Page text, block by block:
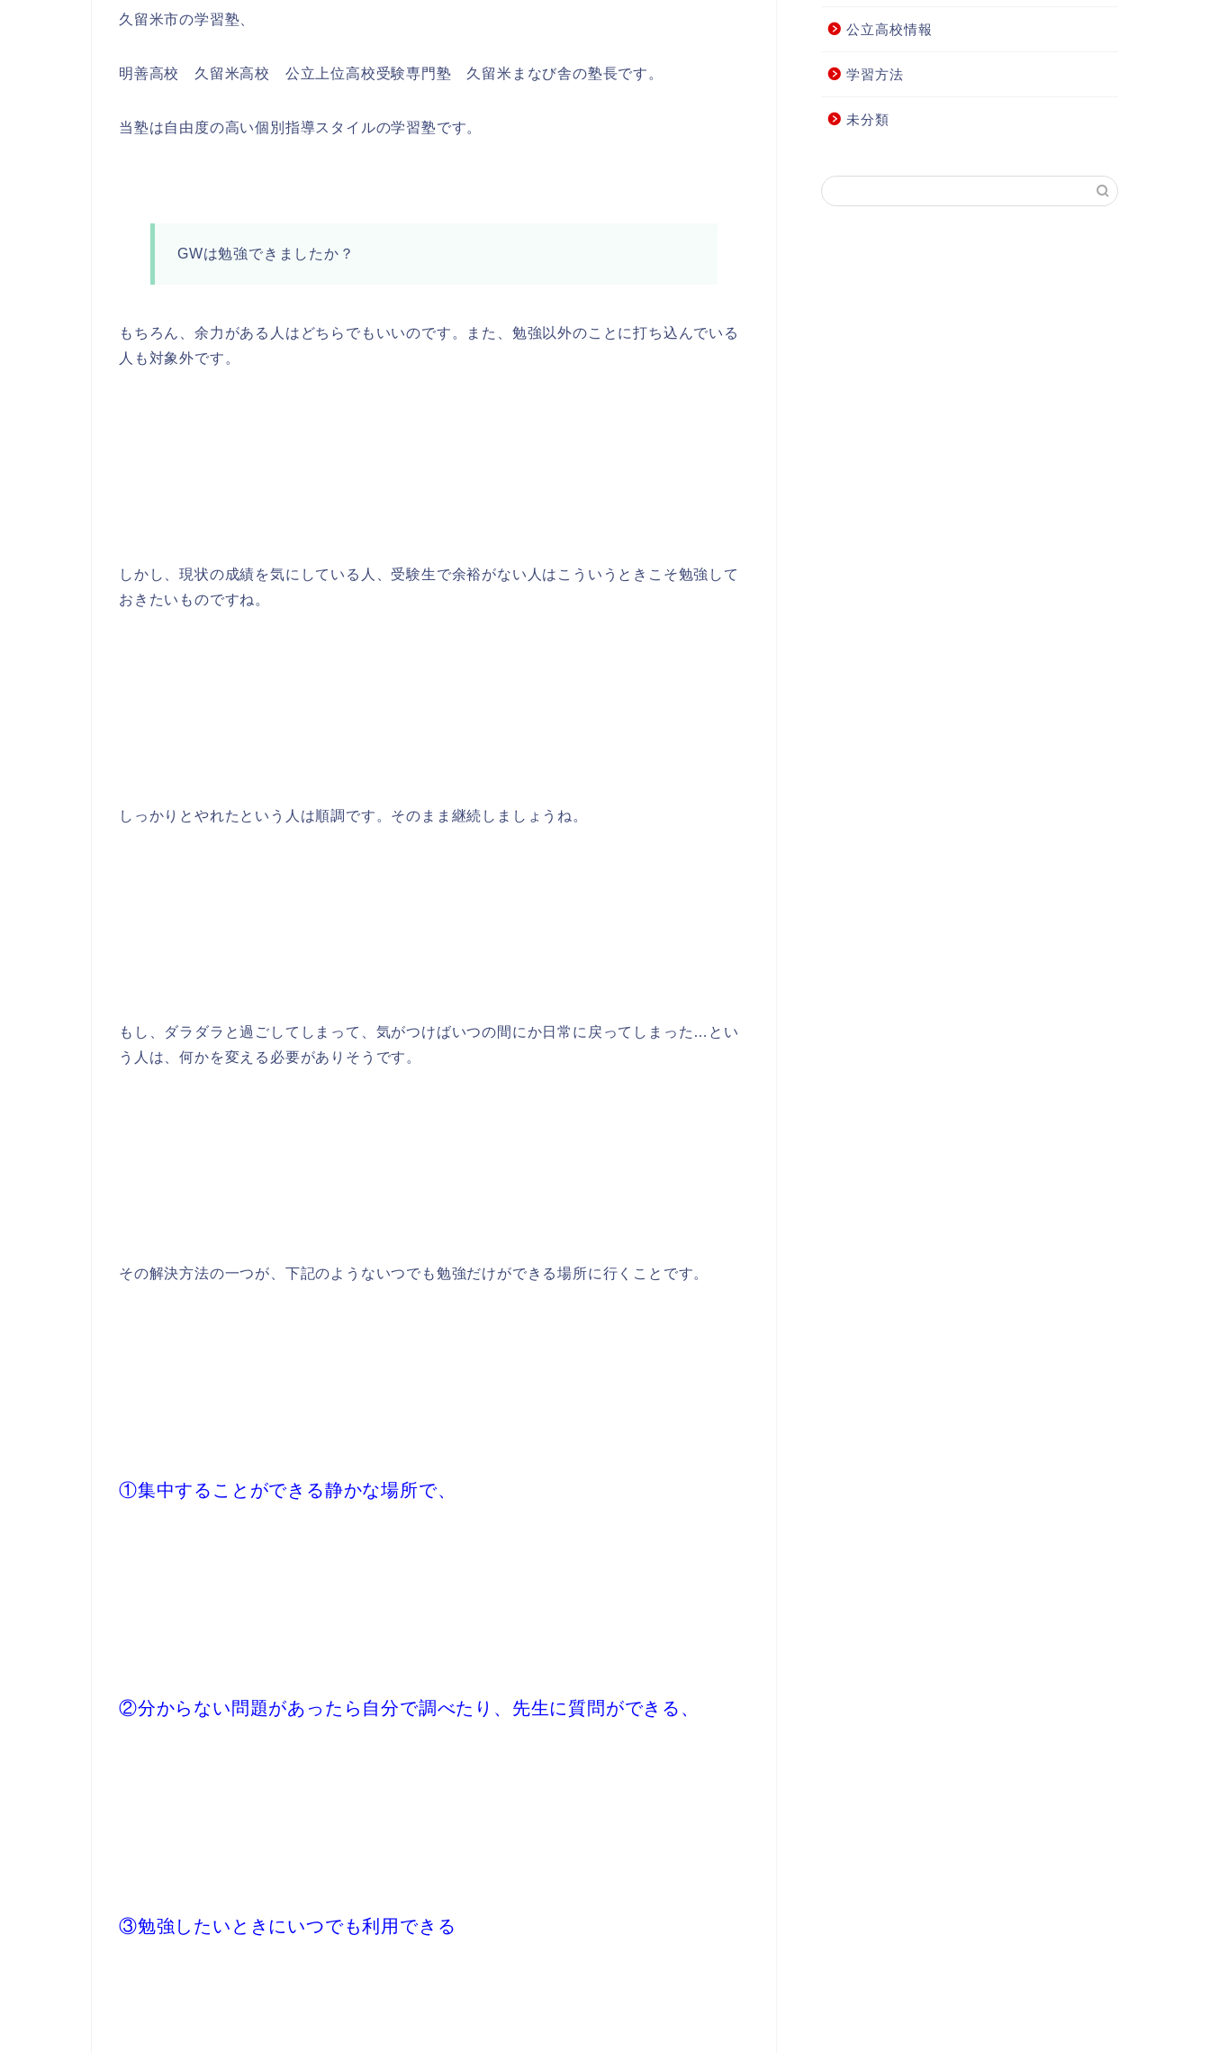
久留米市の学習塾、
明善高校 久留米高校 公立上位高校受験専門塾 久留米まなび舎の塾長です。
当塾は自由度の高い個別指導スタイルの学習塾です。
GWは勉強できましたか？
もちろん、余力がある人はどちらでもいいのです。また、勉強以外のことに打ち込んでいる
人も対象外です。
しかし、現状の成績を気にしている人、受験生で余裕がない人はこういうときこそ勉強して
おきたいものですね。
しっかりとやれたという人は順調です。そのまま継続しましょうね。
もし、ダラダラと過ごしてしまって、気がつけばいつの間にか日常に戻ってしまった…とい
う人は、何かを変える必要がありそうです。
その解決方法の一つが、下記のようないつでも勉強だけができる場所に行くことです。
①集中することができる静かな場所で、
②分からない問題があったら自分で調べたり、先生に質問ができる、
③勉強したいときにいつでも利用できる
公立高校情報
学習方法
未分類